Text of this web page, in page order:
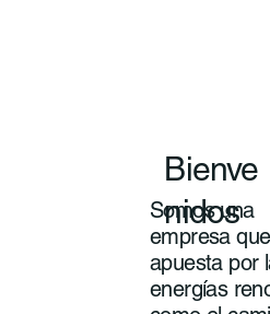
Bienve
nidos
Somos una
empresa que
apuesta por
energías